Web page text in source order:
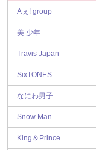
Aぇ! group
美 少年
Travis Japan
SixTONES
なにわ男子
Snow Man
King＆Prince